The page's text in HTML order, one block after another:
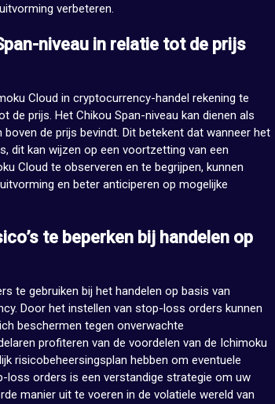
verbeteren.
niveau in relatie tot de prijs
Cloud in cryptocurrency-handel rekening te
de prijs. Het Chikou Span-niveau kan dienen als
de prijs bevindt. Dit betekent dat wanneer het
dit kan wijzen op een voortzetting van een
Cloud te observeren en te begrijpen, kunnen
en beter anticiperen op mogelijke
te beperken bij handelen op
te gebruiken bij het handelen op basis van
Door het instellen van stop-loss orders kunnen
beschermen tegen onverwachte
profiteren van de voordelen van de Ichimoku
risicobeheersingsplan hebben om eventuele
loss orders is een verstandige strategie om uw
manier uit te voeren in de volatiele wereld van